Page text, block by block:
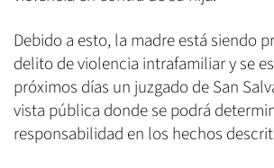
Debido a esto, la madre está siendo
delito de violencia intrafamiliar y se
próximos días un juzgado de San
vista pública donde se podrá
responsabilidad en los hechos